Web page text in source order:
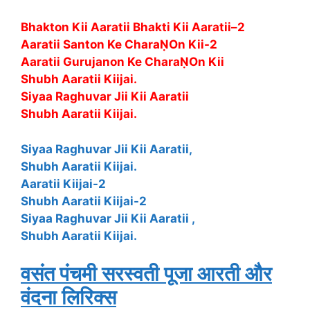
Bhakton Kii Aaratii Bhakti Kii Aaratii–2
Aaratii Santon Ke CharaṆOn Kii-2
Aaratii Gurujanon Ke CharaṆOn Kii
Shubh Aaratii Kiijai.
Siyaa Raghuvar Jii Kii Aaratii
Shubh Aaratii Kiijai.
Siyaa Raghuvar Jii Kii Aaratii,
Shubh Aaratii Kiijai.
Aaratii Kiijai-2
Shubh Aaratii Kiijai-2
Siyaa Raghuvar Jii Kii Aaratii ,
Shubh Aaratii Kiijai.
वसंत पंचमी सरस्वती पूजा आरती और
वंदना लिरिक्स